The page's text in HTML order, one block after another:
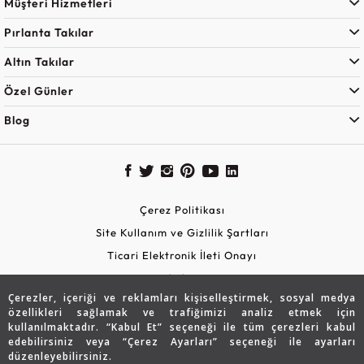
Çerezler, içeriği ve reklamları kişiselleştirmek, sosyal medya
özellikleri sağlamak ve trafiğimizi analiz etmek için
kullanılmaktadır. “Kabul Et” seçeneği ile tüm çerezleri kabul
edebilirsiniz veya “Çerez Ayarları” seçeneği ile ayarları
düzenleyebilirsiniz.
Pırlanta Takılar
Altın Takılar
Özel Günler
Blog
Çerez Politikası
Site Kullanım ve Gizlilik Şartları
Ticari Elektronik İleti Onayı
KVKK Aydınlatma Metni
Güvenli Alışveriş